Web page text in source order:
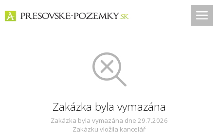
Zakázka byla vymazána
Zakázka byla vymazána dne 29.7.2026
Zakázku vložila kancelář